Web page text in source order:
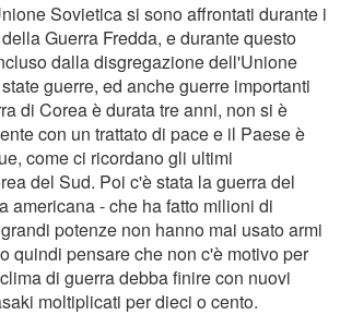
Sovietica si sono affrontati durante i
Guerra Fredda, e durante questo
dalla disgregazione dell'Unione
guerre, ed anche guerre importanti
di Corea è durata tre anni, non si è
con un trattato di pace e il Paese è
come ci ricordano gli ultimi
del Sud. Poi c'è stata la guerra del
americana - che ha fatto milioni di
potenze non hanno mai usato armi
quindi pensare che non c'è motivo per
di guerra debba finire con nuovi
moltiplicati per dieci o cento.